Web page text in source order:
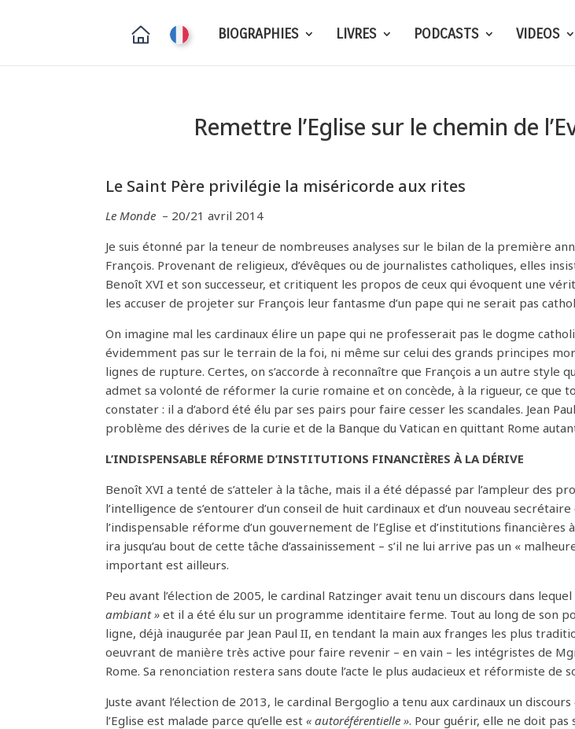
BIOGRAPHIES LIVRES PODCASTS VIDEOS
Remettre l’Eglise sur le chemin de
Le Saint Père privilégie la miséricorde aux rites
Le Monde – 20/21 avril 2014
Je suis étonné par la teneur de nombreuses analyses sur le bilan de la première
François. Provenant de religieux, d’évêques ou de journalistes catholiques, elles
Benoît XVI et son successeur, et critiquent les propos de ceux qui évoquent une
les accuser de projeter sur François leur fantasme d’un pape qui ne serait pas
On imagine mal les cardinaux élire un pape qui ne professerait pas le dogme
évidemment pas sur le terrain de la foi, ni même sur celui des grands principes
lignes de rupture. Certes, on s’accorde à reconnaître que François a un autre style
admet sa volonté de réformer la curie romaine et on concède, à la rigueur, ce que
constater : il a d’abord été élu par ses pairs pour faire cesser les scandales. Jean
problème des dérives de la curie et de la Banque du Vatican en quittant Rome
L’INDISPENSABLE RÉFORME D’INSTITUTIONS FINANCIÈRES À LA DÉRIVE
Benoît XVI a tenté de s’atteler à la tâche, mais il a été dépassé par l’ampleur des
l’intelligence de s’entourer d’un conseil de huit cardinaux et d’un nouveau
l’indispensable réforme d’un gouvernement de l’Eglise et d’institutions financières
ira jusqu’au bout de cette tâche d’assainissement – s’il ne lui arrive pas un «
important est ailleurs.
Peu avant l’élection de 2005, le cardinal Ratzinger avait tenu un discours dans
ambiant » et il a été élu sur un programme identitaire ferme. Tout au long de son
ligne, déjà inaugurée par Jean Paul II, en tendant la main aux franges les plus
oeuvrant de manière très active pour faire revenir – en vain – les intégristes de
Rome. Sa renonciation restera sans doute l’acte le plus audacieux et réformiste de
Juste avant l’élection de 2013, le cardinal Bergoglio a tenu aux cardinaux un
l’Eglise est malade parce qu’elle est« autoréférentielle ». Pour guérir, elle ne doit